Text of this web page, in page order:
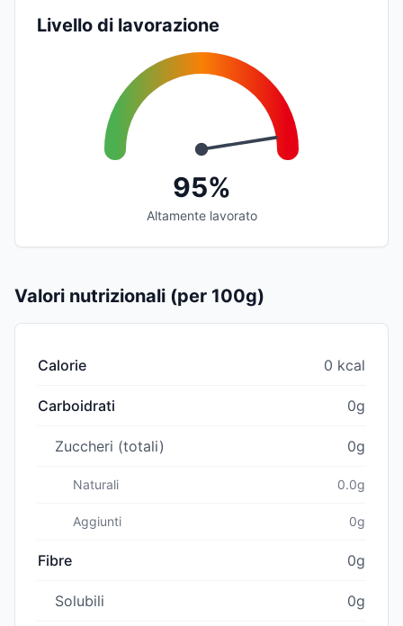
Livello di lavorazione
95%
Altamente lavorato
Valori nutrizionali (per 100g)
Calorie 0 kcal
Carboidrati 0g
Zuccheri (totali) 0g
Naturali 0.0g
Aggiunti 0g
Fibre 0g
Solubili 0g